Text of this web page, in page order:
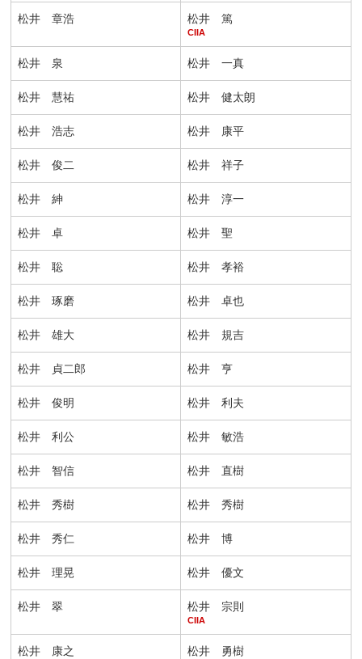
松井 章浩 松井 篤
CIIA
松井 泉 松井 一真
松井 慧祐 松井 健太朗
松井 浩志 松井 康平
松井 俊二 松井 祥子
松井 紳 松井 淳一
松井 卓 松井 聖
松井 聡 松井 孝裕
松井 琢磨 松井 卓也
松井 雄大 松井 規吉
松井 貞二郎 松井 亨
松井 俊明 松井 利夫
松井 利公 松井 敏浩
松井 智信 松井 直樹
松井 秀樹 松井 秀樹
松井 秀仁 松井 博
松井 理晃 松井 優文
松井 翠 松井 宗則
CIIA
松井 康之 松井 勇樹